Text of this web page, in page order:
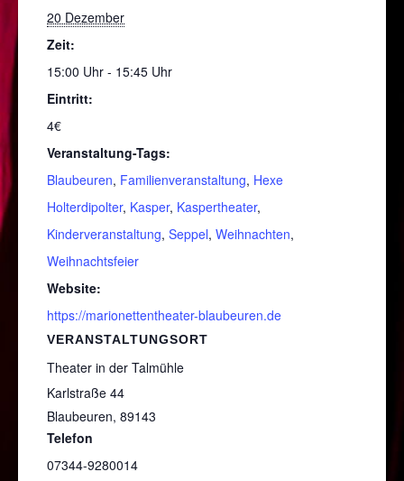
20 Dezember
Zeit:
15:00 Uhr - 15:45 Uhr
Eintritt:
4€
Veranstaltung-Tags:
Blaubeuren, Familienveranstaltung, Hexe
Holterdipolter, Kasper, Kaspertheater,
Kinderveranstaltung, Seppel, Weihnachten,
Weihnachtsfeier
Website:
https://marionettentheater-blaubeuren.de
VERANSTALTUNGSORT
Theater in der Talmühle
Karlstraße 44
Blaubeuren, 89143
Telefon
07344-9280014